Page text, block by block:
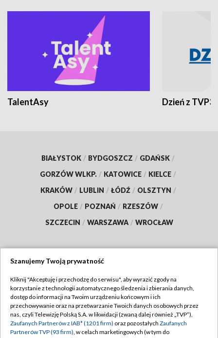
TalentAsy Dzień z TVP3
BIAŁYSTOK / BYDGOSZCZ / GDAŃSK /
GORZÓW WLKP. / KATOWICE / KIELCE /
KRAKÓW / LUBLIN / ŁÓDŹ / OLSZTYN /
OPOLE / POZNAŃ / RZESZÓW /
SZCZECIN / WARSZAWA / WROCŁAW
TVP
Abonament TVP
Emisja w TVP
Regulamin TVP
Polityka prywatności
Szanujemy Twoją prywatność
Kliknij "Akceptuję i przechodzę do serwisu", aby wyrazić zgody na
korzystanie z technologii automatycznego śledzenia i zbierania danych,
dostęp do informacji na Twoim urządzeniu końcowym i ich
przechowywanie oraz na przetwarzanie Twoich danych osobowych przez
nas, czyli Telewizję Polską S.A. w likwidacji (zwaną dalej również „TVP”),
Zaufanych Partnerów z IAB* (1201 firm) oraz pozostałych Zaufanych
Partnerów TVP (93 firm), w celach marketingowych (w tym do